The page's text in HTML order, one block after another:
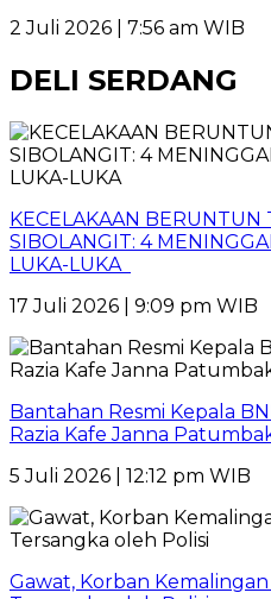
2 Juli 2026 | 7:56 am WIB
DELI SERDANG
KECELAKAAN BERUNTUN
SIBOLANGIT: 4
LUKA-LUKA
17 Juli 2026 | 9:09 pm WIB
Bantahan Resmi Kepala
Razia Kafe Janna
5 Juli 2026 | 12:12 pm WIB
Gawat, Korban